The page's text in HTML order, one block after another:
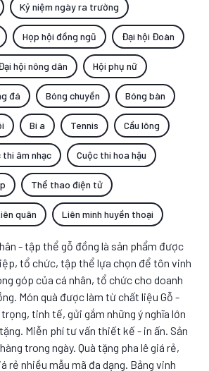
Kỷ niệm ngày ra trường
Họp hội đồng ngũ Đại hội Đoàn
hội nông dân Hội phụ nữ
đá Bóng chuyền Bóng bàn
Bi a Tennis Cầu lông
thi âm nhạc Cuộc thi hoa hậu
Thể thao điện tử
quân Liên minh huyền thoại
- tập thể gỗ đồng là sản phẩm được
tổ chức, tập thể lựa chọn để tôn vinh
góp của cá nhân, tổ chức cho doanh
Món quà được làm từ chất liệu Gỗ -
tinh tế, gửi gắm những ý nghĩa lớn
Miễn phí tư vấn thiết kế - in ấn. Sản
trong ngày. Quà tặng pha lê giá rẻ,
rẻ nhiều mẫu mã đa dạng. Bảng vinh